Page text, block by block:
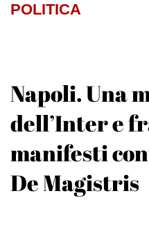
POLITICA
Napoli. Una
dell’Inter e
manifesti
De Magistris